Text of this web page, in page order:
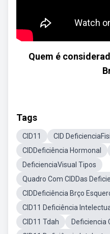
Quem é
Tags
CID11 CID
CIDDeficiência Hormonal
DeficienciaVisual Tipos
Quadro Com CIDDas
CIDDeficiência Brço
CID11 Deficiência
CID11 Tdah
Deficiencia